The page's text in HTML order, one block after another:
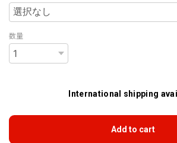
数量
International shipping
Add to cart